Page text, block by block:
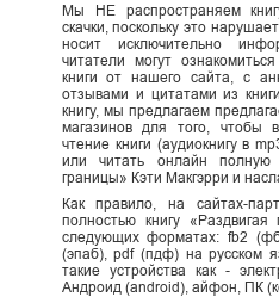
Мы НЕ распространяем
скачки, поскольку это
носит исключительно
читатели могут
книги от нашего сайта, с
отзывами и цитатами из
книгу, мы предлагаем
магазинов для того, чтобы
чтение книги (аудиокнигу в
или читать онлайн полную
границы» Кэти Макгэрри и
Как правило, на сайтах-
полностью книгу
следующих форматах: fb2
(эпаб), pdf (пдф) на русском
такие устройства как -
Андроид (android), айфон, ПК